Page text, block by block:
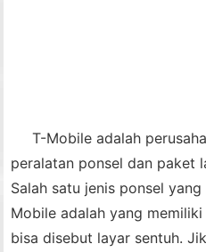
T-Mobile adalah
peralatan ponsel dan paket
Salah satu jenis ponsel
Mobile adalah yang
bisa disebut layar sentuh.